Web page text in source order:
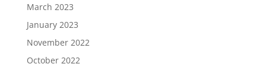
March 2023
January 2023
November 2022
October 2022